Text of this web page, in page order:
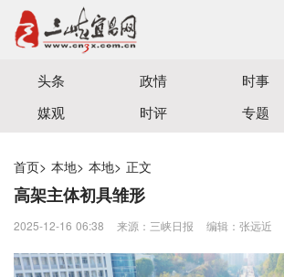
宜昌三峡融媒体中心主办
头条 政情 时事
媒观
时评 专题
首页> 本地> 本地> 正文
高架主体初具雏形
2025-12-16 06:38 来源：三峡日报 编辑：张远近